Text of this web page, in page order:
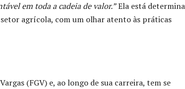
em toda a cadeia de valor.”Ela está
agrícola, com um olhar atento às práticas
(FGV) e, ao longo de sua carreira, tem se